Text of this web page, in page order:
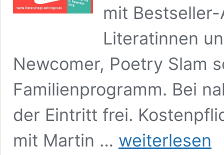
mit
Literatinnen
Newcomer, Poetry Slam
Familienprogramm. Bei
der Eintritt frei.
mit Martin …
[Literaturtage]
Programm
weiterlesen